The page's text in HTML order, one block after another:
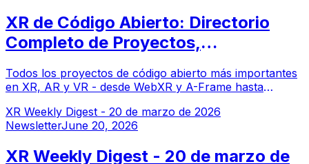
XR de Código Abierto: Directorio
Completo de Proyectos,
Todos los proyectos de código abierto más importantes
en XR, AR y VR - desde WebXR y A-Frame hasta
construir experiencias de computación espacial sin
dependencia de proveedores.
XR Weekly Digest - 20 de marzo de 2026
NewsletterJune 20, 2026
XR Weekly Digest - 20 de marzo de